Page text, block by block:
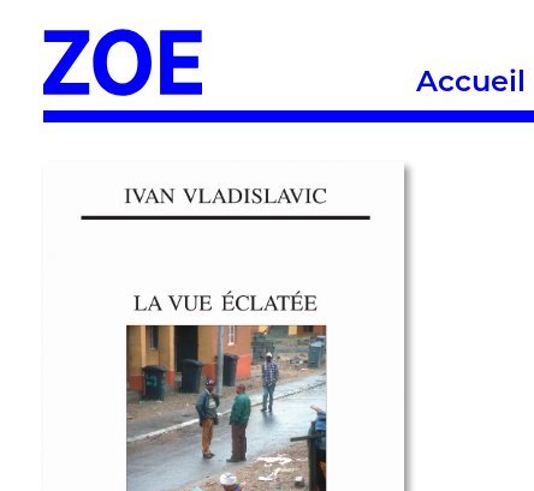
Accueil